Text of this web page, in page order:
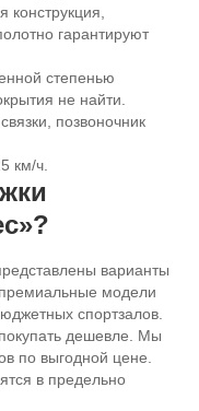
гарантируют
степенью
не найти.
позвоночник
км/ч.
варианты
модели
спортзалов.
дешевле. Мы
по выгодной цене.
в предельно